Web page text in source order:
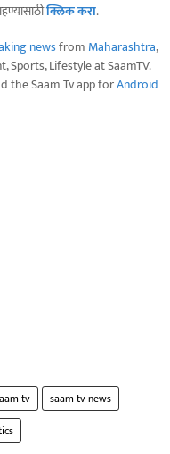
क्लिक करा.
newsfrom Maharashtra,
Sports, Lifestyle at SaamTV.
the Saam Tv app forAndroid
tv
saam tv news